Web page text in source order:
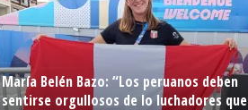
María Belén Bazo: “Los peruanos deben
sentirse orgullosos de lo luchadores que